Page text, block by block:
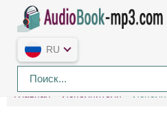
RU
Главная Исполнители